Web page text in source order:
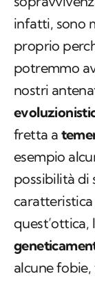
infatti, sono
proprio
potremmo
nostri
fretta a
esempio
possibilità di
caratteristica
quest’ottica,
alcune